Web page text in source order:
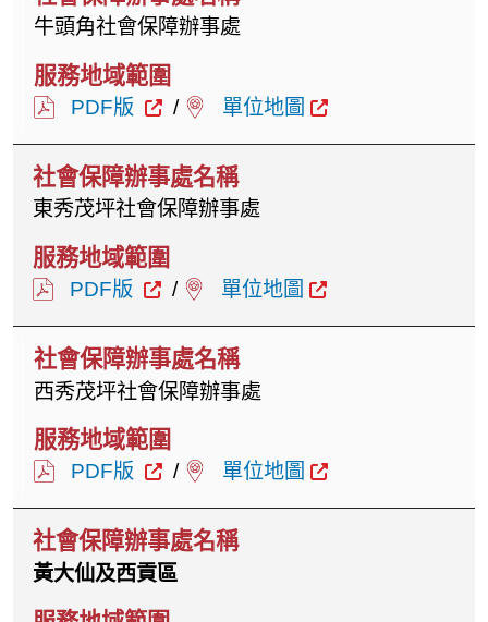
牛頭角社會保障辦事處
PDF版 / 單位地圖
東秀茂坪社會保障辦事處
PDF版 / 單位地圖
西秀茂坪社會保障辦事處
PDF版 / 單位地圖
黃大仙及西貢區